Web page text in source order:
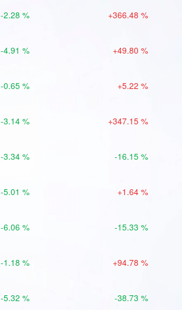
-2.28 % +366.48 %
-4.91 % +49.80 %
-0.65 % +5.22 %
-3.14 % +347.15 %
-3.34 % -16.15 %
-5.01 % +1.64 %
-6.06 % -15.33 %
-1.18 % +94.78 %
-5.32 % -38.73 %